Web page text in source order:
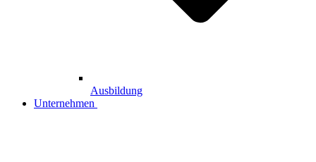
Ausbildung
Unternehmen